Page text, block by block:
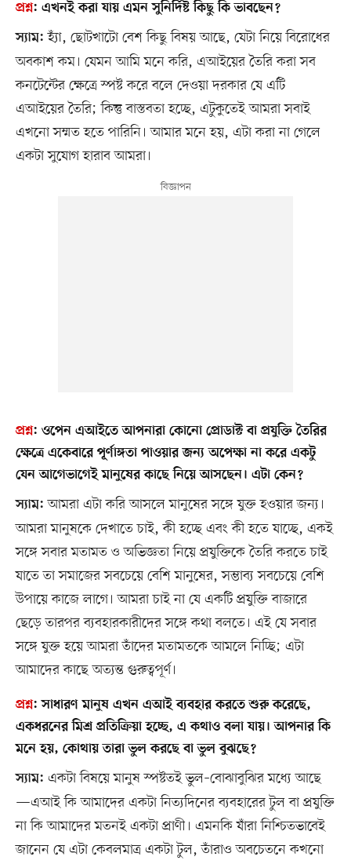
প্রশ্ন: এখনই করা যায় এমন সুনির্দিষ্ট কিছু কি ভাবছেন?
স্যাম: হ্যাঁ, ছোটখাটো বেশ কিছু বিষয় আছে, যেটা নিয়ে বিরোধের
অবকাশ কম। যেমন আমি মনে করি, এআইয়ের তৈরি করা সব
কনটেন্টের ক্ষেত্রে স্পষ্ট করে বলে দেওয়া দরকার যে এটি
এআইয়ের তৈরি; কিন্তু বাস্তবতা হচ্ছে, এটুকুতেই আমরা সবাই
এখনো সম্মত হতে পারিনি। আমার মনে হয়, এটা করা না গেলে
একটা সুযোগ হারাব আমরা।
প্রশ্ন: ওপেন এআইতে আপনারা কোনো প্রোডাক্ট বা প্রযুক্তি তৈরির
ক্ষেত্রে একেবারে পূর্ণাঙ্গতা পাওয়ার জন্য অপেক্ষা না করে একটু
যেন আগেভাগেই মানুষের কাছে নিয়ে আসছেন। এটা কেন?
স্যাম: আমরা এটা করি আসলে মানুষের সঙ্গে যুক্ত হওয়ার জন্য।
আমরা মানুষকে দেখাতে চাই, কী হচ্ছে এবং কী হতে যাচ্ছে, একই
সঙ্গে সবার মতামত ও অভিজ্ঞতা নিয়ে প্রযুক্তিকে তৈরি করতে চাই
যাতে তা সমাজের সবচেয়ে বেশি মানুষের, সম্ভাব্য সবচেয়ে বেশি
উপায়ে কাজে লাগে। আমরা চাই না যে একটি প্রযুক্তি বাজারে
ছেড়ে তারপর ব্যবহারকারীদের সঙ্গে কথা বলতে। এই যে সবার
সঙ্গে যুক্ত হয়ে আমরা তাঁদের মতামতকে আমলে নিচ্ছি; এটা
আমাদের কাছে অত্যন্ত গুরুত্বপূর্ণ।
প্রশ্ন:সাধারণ মানুষ এখন এআই ব্যবহার করতে শুরু করেছে,
একধরনের মিশ্র প্রতিক্রিয়া হচ্ছে, এ কথাও বলা যায়। আপনার কি
মনে হয়, কোথায় তারা ভুল করছে বা ভুল বুঝছে?
স্যাম: একটা বিষয়ে মানুষ স্পষ্টতই ভুল–বোঝাবুঝির মধ্যে আছে
—এআই কি আমাদের একটা নিত্যদিনের ব্যবহারের টুল বা প্রযুক্তি
না কি আমাদের মতনই একটা প্রাণী। এমনকি যাঁরা নিশ্চিতভাবেই
জানেন যে এটা কেবলমাত্র একটা টুল, তাঁরাও অবচেতনে কখনো